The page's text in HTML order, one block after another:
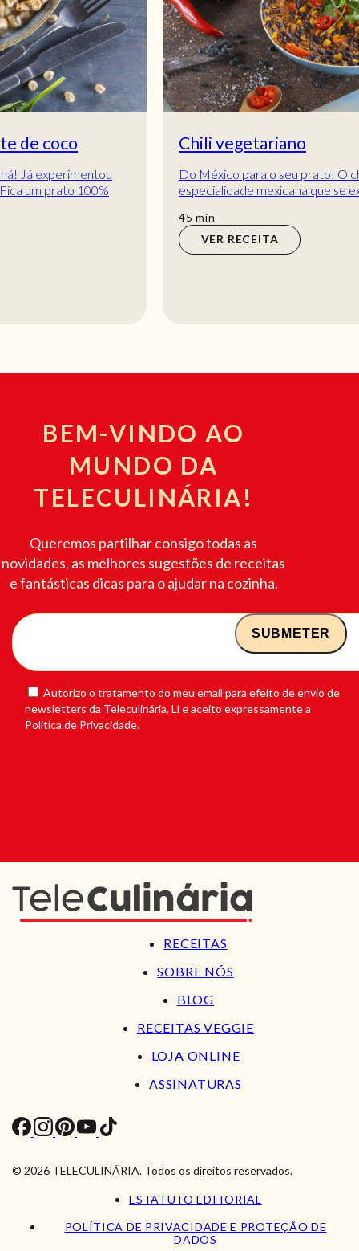
Chili vegetariano
Do México para o seu prato! O chili é uma
especialidade mexicana que se expandiu para todo
BEM-VINDO AO
MUNDO DA
TELECULINÁRIA!
Queremos partilhar consigo todas as
novidades, as melhores sugestões de receitas
e fantásticas dicas para o ajudar na cozinha.
Autorizo o tratamento do meu email para efeito de envio de
newsletters da Teleculinária. Li e aceito expressamente a
Política de Privacidade.
RECEITAS
SOBRE NÓS
BLOG
RECEITAS VEGGIE
LOJA ONLINE
ASSINATURAS
© 2026 TELECULINÁRIA. Todos os direitos reservados.
ESTATUTO EDITORIAL
POLÍTICA DE PRIVACIDADE E PROTEÇÃO DE
DADOS